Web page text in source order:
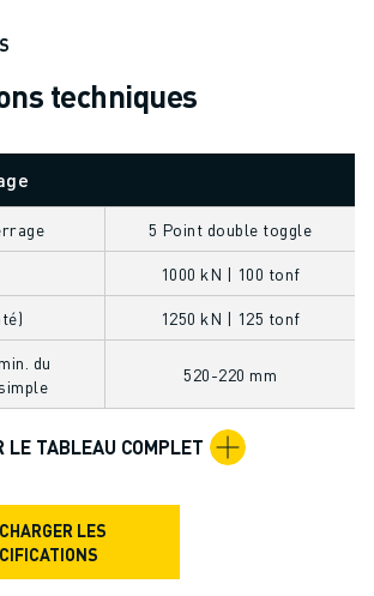
AVEC FANUC
techniques
5 Point double toggle
1000 kN | 100 tonf
1250 kN | 125 tonf
du
520-220 mm
LE TABLEAU COMPLET
LES